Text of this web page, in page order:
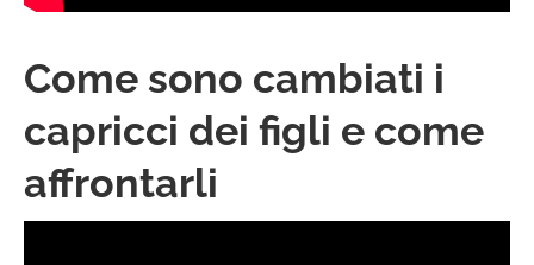
Come sono cambiati i
capricci dei figli e come
affrontarli